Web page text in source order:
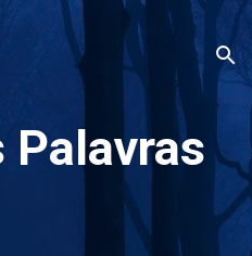
Palavras